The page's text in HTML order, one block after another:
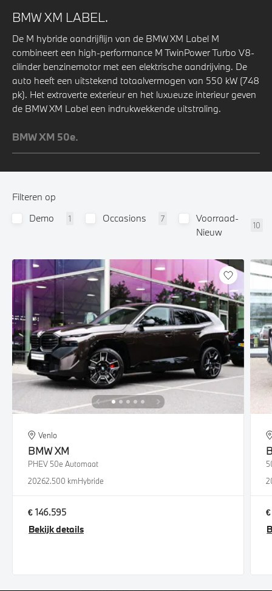
BMW XM 50e.
BMW XM LABEL.
De M hybride aandrijflijn van de BMW XM Label M
combineert een high-performance M TwinPower Turbo V8-
cilinder benzinemotor met een elektrische aandrijving. De
auto heeft een uitstekend totaalvermogen van 550 kW (748
pk). Het extraverte exterieur en het luxueuze interieur geven
de BMW XM Label een indrukwekkende uitstraling.
Filteren op
Demo
1 Occasions 7
Voorraad-
Nieuw
10
Venlo
BMWXM
PHEV 50e Automaat
20262.500 kmHybride
€ 146.595
Bekijk details